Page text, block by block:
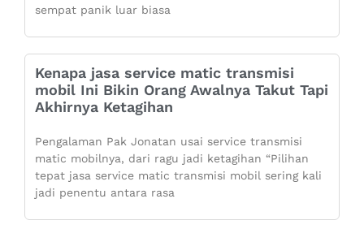
sempat panik luar biasa
Kenapa jasa service matic transmisi
mobil Ini Bikin Orang Awalnya Takut Tapi
Akhirnya Ketagihan
Pengalaman Pak Jonatan usai service transmisi
matic mobilnya, dari ragu jadi ketagihan “Pilihan
tepat jasa service matic transmisi mobil sering kali
jadi penentu antara rasa